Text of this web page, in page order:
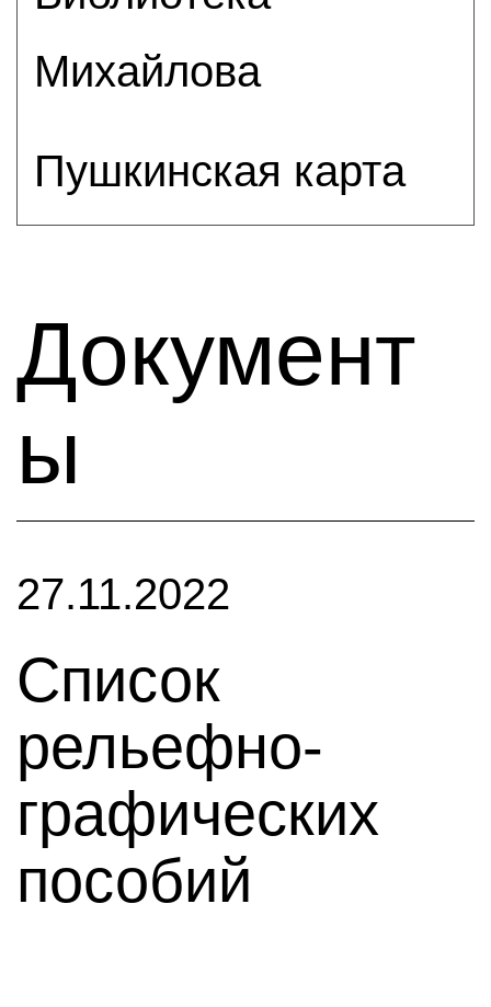
Михайлова
Пушкинская карта
Документ
ы
27.11.2022
Список
рельефно-
графических
пособий